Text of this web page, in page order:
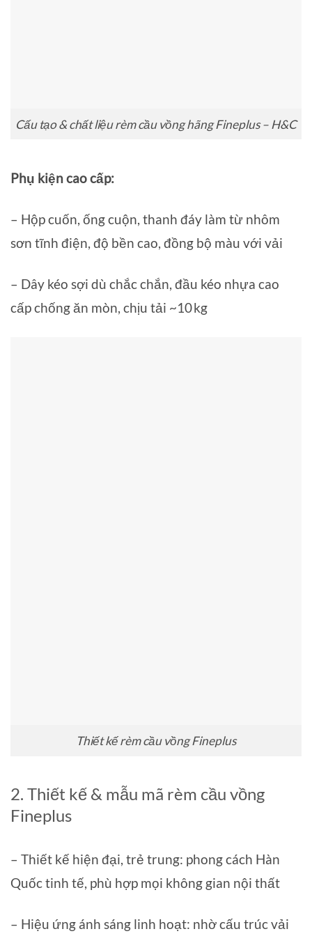
Cấu tạo & chất liệu rèm cầu vồng hãng Fineplus – H&C
Phụ kiện cao cấp:
– Hộp cuốn, ống cuộn, thanh đáy làm từ nhôm
sơn tĩnh điện, độ bền cao, đồng bộ màu với vải
– Dây kéo sợi dù chắc chắn, đầu kéo nhựa cao
cấp chống ăn mòn, chịu tải ~10 kg
Thiết kế rèm cầu vồng Fineplus
2. Thiết kế & mẫu mã rèm cầu vồng
Fineplus
– Thiết kế hiện đại, trẻ trung: phong cách Hàn
Quốc tinh tế, phù hợp mọi không gian nội thất
– Hiệu ứng ánh sáng linh hoạt: nhờ cấu trúc vải